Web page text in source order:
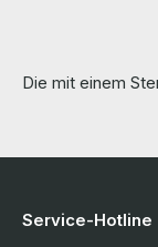
Die mit einem
Service-Hotline